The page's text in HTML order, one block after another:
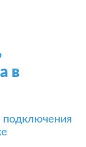
в
подключения